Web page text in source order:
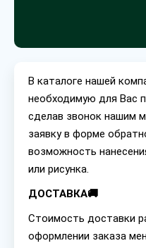
В каталоге нашей
необходимую для Вас
сделав звонок нашим
заявку в форме
возможность
или рисунка.
ДОСТАВКА🚚
Стоимость доставки
оформлении заказа